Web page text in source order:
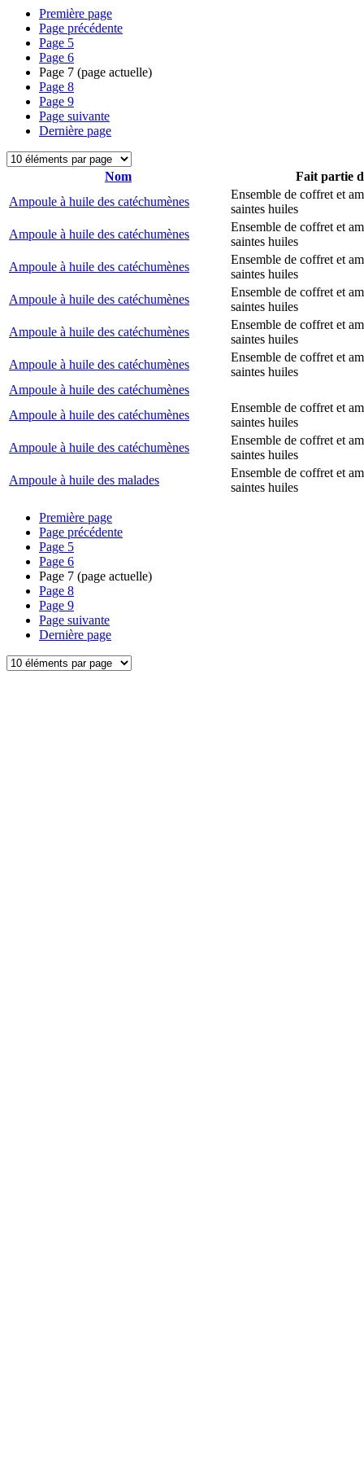
Première page
Page précédente
Page 5
Page 6
Page 7 (page actuelle)
Page 8
Page 9
Page suivante
Dernière page
Nom
Fait partie
Ampoule à huile des catéchumènes
Ensemble de coffret et
saintes huiles
Ampoule à huile des catéchumènes
Ensemble de coffret et
saintes huiles
Ampoule à huile des catéchumènes
Ensemble de coffret et
saintes huiles
Ampoule à huile des catéchumènes
Ensemble de coffret et
saintes huiles
Ampoule à huile des catéchumènes
Ensemble de coffret et
saintes huiles
Ampoule à huile des catéchumènes
Ensemble de coffret et
saintes huiles
Ampoule à huile des catéchumènes
Ampoule à huile des catéchumènes
Ensemble de coffret et
saintes huiles
Ampoule à huile des catéchumènes
Ensemble de coffret et
saintes huiles
Ampoule à huile des malades
Ensemble de coffret et
saintes huiles
Première page
Page précédente
Page 5
Page 6
Page 7 (page actuelle)
Page 8
Page 9
Page suivante
Dernière page